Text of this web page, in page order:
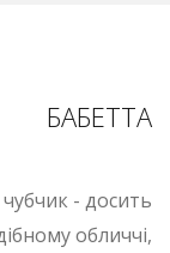
БАБЕТТА
- досить
обличчі,